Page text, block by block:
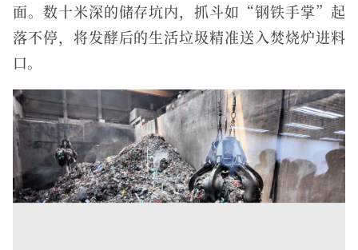
面。数十米深的储存坑内，抓斗如“钢铁手掌”起
落不停，将发酵后的生活垃圾精准送入焚烧炉进料
口。